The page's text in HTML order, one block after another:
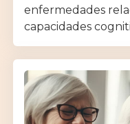
enfermedades
capacidades